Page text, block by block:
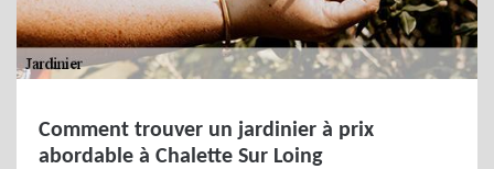
Comment trouver un jardinier à prix
abordable à Chalette Sur Loing